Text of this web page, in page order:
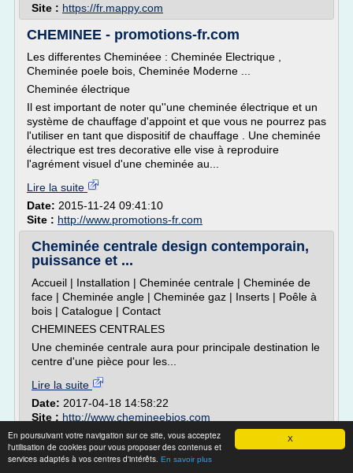
X
En poursuivant votre navigation sur ce site, vous acceptez
l'utilisation de cookies pour vous proposer des contenus et
services adaptés à vos centres d'intérêts. En savoir plus
Site : https://fr.mappy.com
CHEMINEE - promotions-fr.com
Les differentes Cheminéee : Cheminée Electrique ,
Cheminée poele bois, Cheminée Moderne ...
Cheminée électrique
Il est important de noter qu''une cheminée électrique et un
système de chauffage d'appoint et que vous ne pourrez pas
l'utiliser en tant que dispositif de chauffage . Une cheminée
électrique est tres decorative elle vise à reproduire
l'agrément visuel d'une cheminée au...
Lire la suite
Date: 2015-11-24 09:41:10
Site : http://www.promotions-fr.com
Cheminée centrale design contemporain,
puissance et ...
Accueil | Installation | Cheminée centrale | Cheminée de
face | Cheminée angle | Cheminée gaz | Inserts | Poêle à
bois | Catalogue | Contact
CHEMINEES CENTRALES
Une cheminée centrale aura pour principale destination le
centre d'une pièce pour les...
Lire la suite
Date: 2017-04-18 14:58:22
Site : http://www.chemineebios.com
Cheminée, insert et poele à pellet 62 -
Nature et Feu